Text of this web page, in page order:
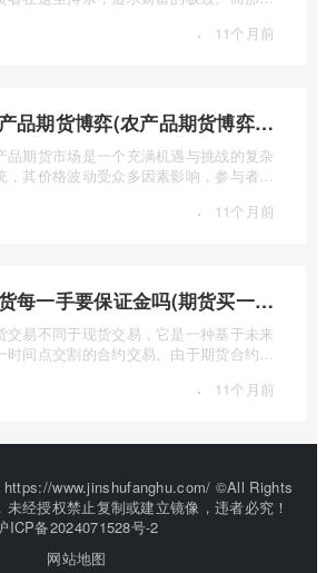
· 11个月前
农产品期货博弈(农产品期货博弈分析)
品期货市场是一个充满机遇与挑战的复杂
，其价格波动受众多因素影响，参与者之
· 11个月前
期货每一手要保证金吗(期货买一手需要保证金)
交易不同于现货交易，它是一种基于未来
时间点交割的合约交易。由于期货合约的
· 11个月前
https://www.jinshufanghu.com/ ©All Rights
经授权禁止复制或建立镜像，违者必究！
ICP备2024071528号-2
网站地图